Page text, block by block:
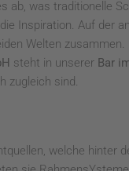
ab, was traditionelle
Inspiration. Auf der
Welten
steht in unserer Bar
zugleich sind.
welche hinter